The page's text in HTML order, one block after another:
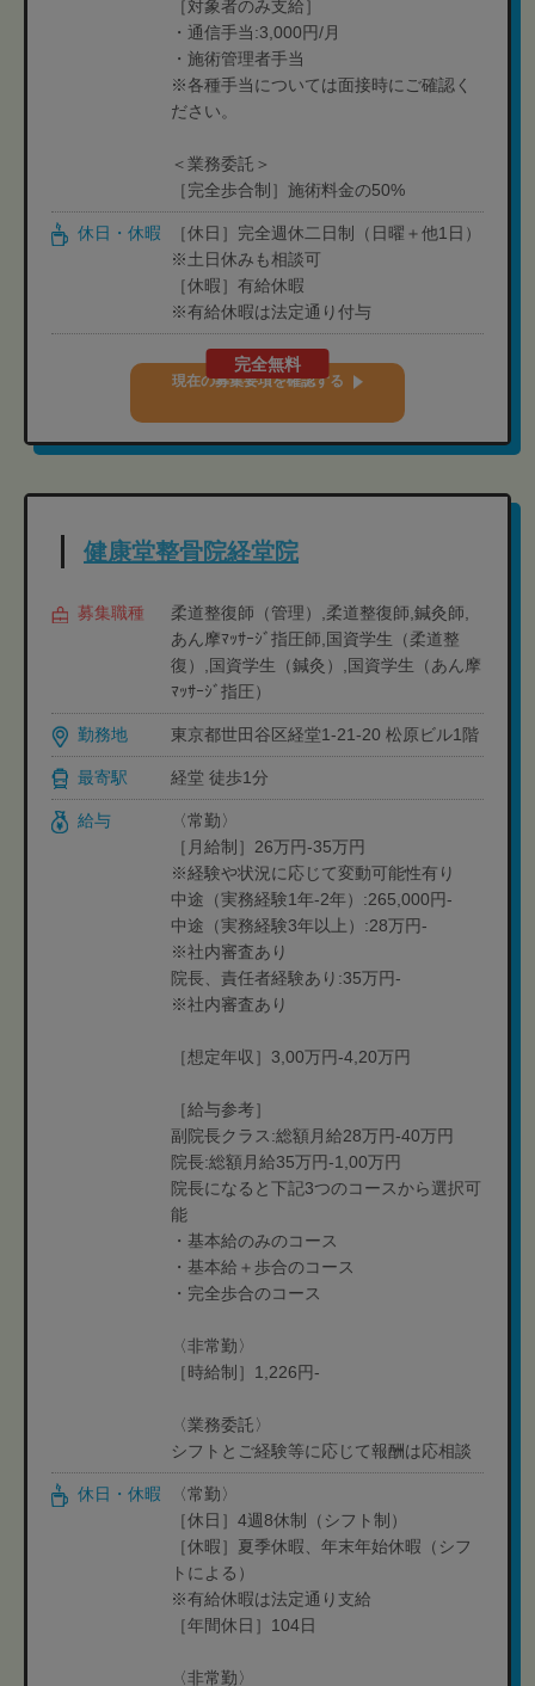
［対象者のみ支給］
・通信手当:3,000円/月
・施術管理者手当
※各種手当については面接時にご確認く
ださい。
＜業務委託＞
［完全歩合制］施術料金の50%
休日・休暇
［休日］完全週休二日制（日曜＋他1日）
※土日休みも相談可
［休暇］有給休暇
※有給休暇は法定通り付与
完全無料
現在の募集要項を確認する
健康堂整骨院経堂院
募集職種
柔道整復師（管理）,柔道整復師,鍼灸師,
あん摩ﾏｯｻｰｼﾞ指圧師,国資学生（柔道整
復）,国資学生（鍼灸）,国資学生（あん摩
ﾏｯｻｰｼﾞ指圧）
勤務地 東京都世田谷区経堂1-21-20 松原ビル1階
最寄駅 経堂 徒歩1分
給与
〈常勤〉
［月給制］26万円-35万円
※経験や状況に応じて変動可能性有り
中途（実務経験1年-2年）:265,000円-
中途（実務経験3年以上）:28万円-
※社内審査あり
院長、責任者経験あり:35万円-
※社内審査あり
［想定年収］3,00万円-4,20万円
［給与参考］
副院長クラス:総額月給28万円-40万円
院長:総額月給35万円-1,00万円
院長になると下記3つのコースから選択可
能
・基本給のみのコース
・基本給＋歩合のコース
・完全歩合のコース
〈非常勤〉
［時給制］1,226円-
〈業務委託〉
シフトとご経験等に応じて報酬は応相談
休日・休暇
〈常勤〉
［休日］4週8休制（シフト制）
［休暇］夏季休暇、年末年始休暇（シフ
トによる）
※有給休暇は法定通り支給
［年間休日］104日
〈非常勤〉